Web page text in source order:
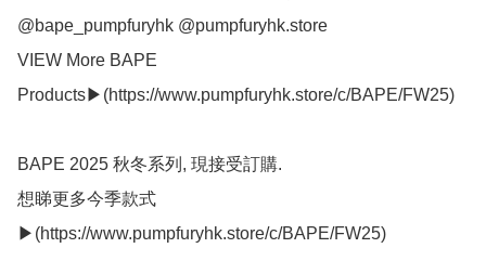
@bape_pumpfuryhk @pumpfuryhk.store
VIEW More BAPE
Products▶(https://www.pumpfuryhk.store/c/BAPE/FW25)
BAPE 2025 秋冬系列, 現接受訂購.
想睇更多今季款式
▶(https://www.pumpfuryhk.store/c/BAPE/FW25)